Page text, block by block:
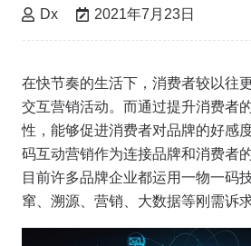
Dx 2021年7月23日
在快节奏的生活下，消费者较以往
交互营销活动。而通过提升消费者
性，能够促进消费者对品牌的好感
码互动营销作为连接品牌和消费者
目前许多品牌企业都运用一物一码
窜、溯源、营销、大数据等刚需诉求